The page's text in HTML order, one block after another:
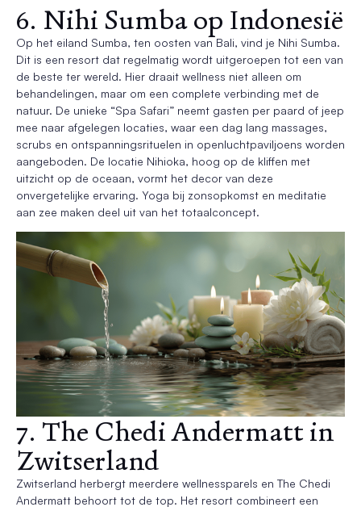
6. Nihi Sumba op Indonesië
Op het eiland Sumba, ten oosten van Bali, vind je Nihi Sumba.
Dit is een resort dat regelmatig wordt uitgeroepen tot een van
de beste ter wereld. Hier draait wellness niet alleen om
behandelingen, maar om een complete verbinding met de
natuur. De unieke “Spa Safari” neemt gasten per paard of jeep
mee naar afgelegen locaties, waar een dag lang massages,
scrubs en ontspanningsrituelen in openluchtpaviljoens worden
aangeboden. De locatie Nihioka, hoog op de kliffen met
uitzicht op de oceaan, vormt het decor van deze
onvergetelijke ervaring. Yoga bij zonsopkomst en meditatie
aan zee maken deel uit van het totaalconcept.
7. The Chedi Andermatt in
Zwitserland
Zwitserland herbergt meerdere wellnessparels en The Chedi
Andermatt behoort tot de top. Het resort combineert een